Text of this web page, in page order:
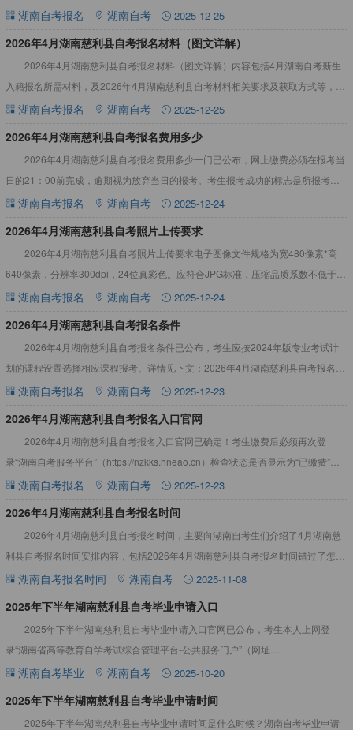
全部课程。详情见下文：2026年4月湖南慈利县自考报名流程步
湖南自考报名 湖南自考 2025-12-25
2026年4月湖南慈利县自考报名材料（图文详解）
2026年4月湖南慈利县自考报名材料（图文详解）内容包括4月湖南自考新生
入籍报名所需材料，及2026年4月湖南慈利县自考材料相关要求及获取方式等，详
情见下文：2026年4月湖南慈利县自考报名材料（图文
湖南自考报名 湖南自考 2025-12-25
2026年4月湖南慈利县自考报名费用多少
2026年4月湖南慈利县自考报名费用多少一门已公布，网上缴费必须在报考当
日的21：00前完成，逾期视为放弃当日的报考。考生报考成功的标志是所报考课
程的缴费状态显示为“已缴费”。详情见下文：2026年4
湖南自考报名 湖南自考 2025-12-24
2026年4月湖南慈利县自考照片上传要求
2026年4月湖南慈利县自考照片上传要求电子图像文件规格为宽480像素*高
640像素，分辨率300dpi，24位真彩色。应符合JPG标准，压缩品质系数不低于
60，压缩后文件大小一般在20KB至40KB
湖南自考报名 湖南自考 2025-12-24
2026年4月湖南慈利县自考报名条件
2026年4月湖南慈利县自考报名条件已公布，考生应按2024年版专业考试计
划的课程设置选择相应课程报考。详情见下文：2026年4月湖南慈利县自考报名条
件1.凡属中华人民共和国公民，不受性别、年龄、民族
湖南自考报名 湖南自考 2025-12-23
2026年4月湖南慈利县自考报名入口官网
2026年4月湖南慈利县自考报名入口官网已确定！考生缴费后必须再次登
录“湖南自考服务平台”（https://nzkks.hneao.cn）检查状态是否显示为“已缴费”，
如遇问题应及时与市州自考管理机构
湖南自考报名 湖南自考 2025-12-23
2026年4月湖南慈利县自考报名时间
2026年4月湖南慈利县自考报名时间，主要向湖南自考生们介绍了4月湖南慈
利县自考报名时间安排内容，包括2026年4月湖南慈利县自考报名时间错过了怎么
办等，一起来看看吧！2026年4月湖南慈利县自考报名
湖南自考报名时间 湖南自考 2025-11-08
2025年下半年湖南慈利县自考毕业申请入口
2025年下半年湖南慈利县自考毕业申请入口官网已公布，考生本人上网登
录“湖南省高等教育自学考试综合管理平台-公共服务门户”（网址
https://nzkks.hneao.cn），按要求上传相关资料，申请
湖南自考毕业 湖南自考 2025-10-20
2025年下半年湖南慈利县自考毕业申请时间
2025年下半年湖南慈利县自考毕业申请时间是什么时候？湖南自考毕业申请